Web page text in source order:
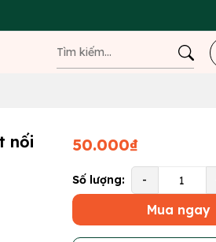
nối 50.000₫
Số lượng: -
Mua ngay